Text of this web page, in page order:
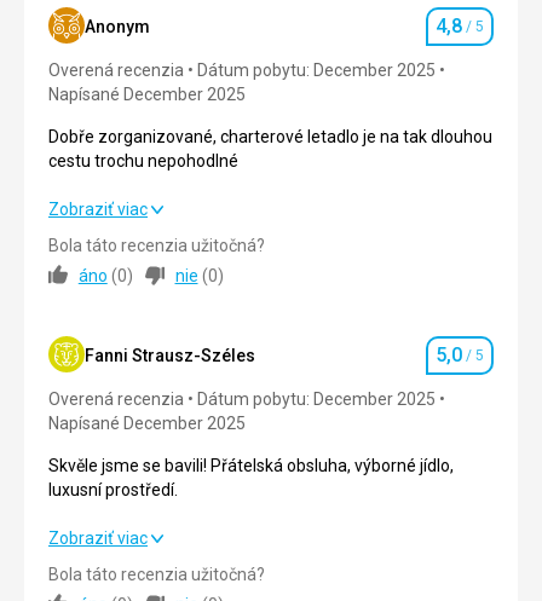
Ubytovanie
Fantastická lokalita! Velmi pěkný hotel! Milý a ochotný
personál!
Táto recenzia bola preložená automaticky pomocou
Google Translate
Okolie 5,0/ 5
Služby
Anonym Hodnotenie
4,8 / 5
Overená recenzia
Dátum pobytu: December 2025
Napísané December 2025
Dobře zorganizované, charterové letadlo je na tak dlouhou
cestu trochu nepohodlné
Dobře zorganizované, charterové letadlo je na tak dlouhou
cestu trochu nepohodlné
Strava
Okolie 5,0/ 5
Služby
Cena 4,0
Pláž
Písčitá pláž a bar jsou vzdálené 50 metrů.
Zobraziť viac
Bola táto recenzia užitočná?
áno (0) nie (0)
Fanni Strausz-Széles Hodnotenie
5,0 / 5
Overená recenzia
Dátum pobytu: December 2025
Napísané December 2025
Skvěle jsme se bavili! Přátelská obsluha, výborné jídlo,
luxusní prostředí.
Skvěle jsme se bavili! Přátelská obsluha, výborné jídlo,
luxusní prostředí.
Zobraziť viac
Bola táto recenzia užitočná?